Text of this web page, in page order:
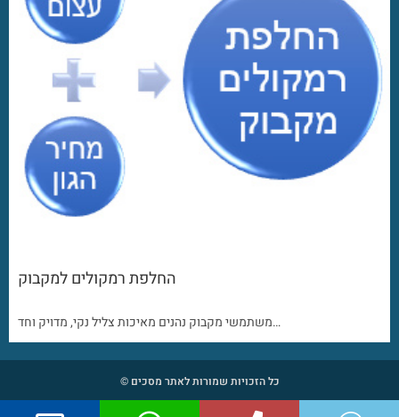
החלפת רמקולים למקבוק
משתמשי מקבוק נהנים מאיכות צליל נקי, מדויק וחד…
כל הזכויות שמורות לאתר מסכים ©